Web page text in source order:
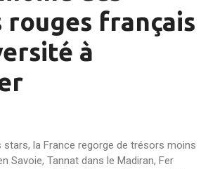
rouges français
à
stars, la France regorge de trésors moins
Savoie, Tannat dans le Madiran, Fer